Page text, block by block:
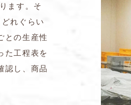
ます。そ
れぐらい
との生産性
た工程表を
認し、商品